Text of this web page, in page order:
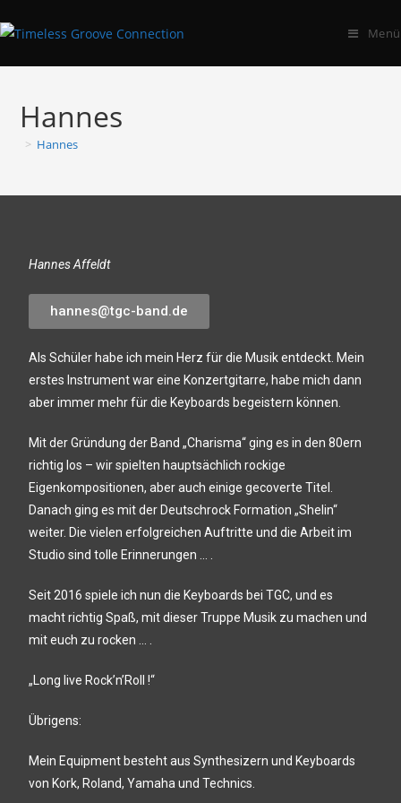
Menü
Hannes
> Hannes
Hannes Affeldt
hannes@tgc-band.de
Als Schüler habe ich mein Herz für die Musik entdeckt. Mein
erstes Instrument war eine Konzertgitarre, habe mich dann
aber immer mehr für die Keyboards begeistern können.
Mit der Gründung der Band „Charisma“ ging es in den 80ern
richtig los – wir spielten hauptsächlich rockige
Eigenkompositionen, aber auch einige gecoverte Titel.
Danach ging es mit der Deutschrock Formation „Shelin“
weiter. Die vielen erfolgreichen Auftritte und die Arbeit im
Studio sind tolle Erinnerungen … .
Seit 2016 spiele ich nun die Keyboards bei TGC, und es
macht richtig Spaß, mit dieser Truppe Musik zu machen und
mit euch zu rocken … .
„Long live Rock’n’Roll !“
Übrigens:
Mein Equipment besteht aus Synthesizern und Keyboards
von Kork, Roland, Yamaha und Technics.